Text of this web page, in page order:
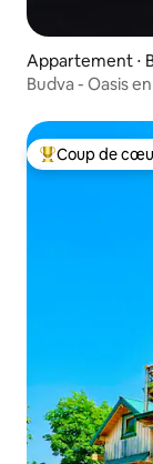
Appartement ⋅
Budva - Oasis
Coups de cœur
Coup de